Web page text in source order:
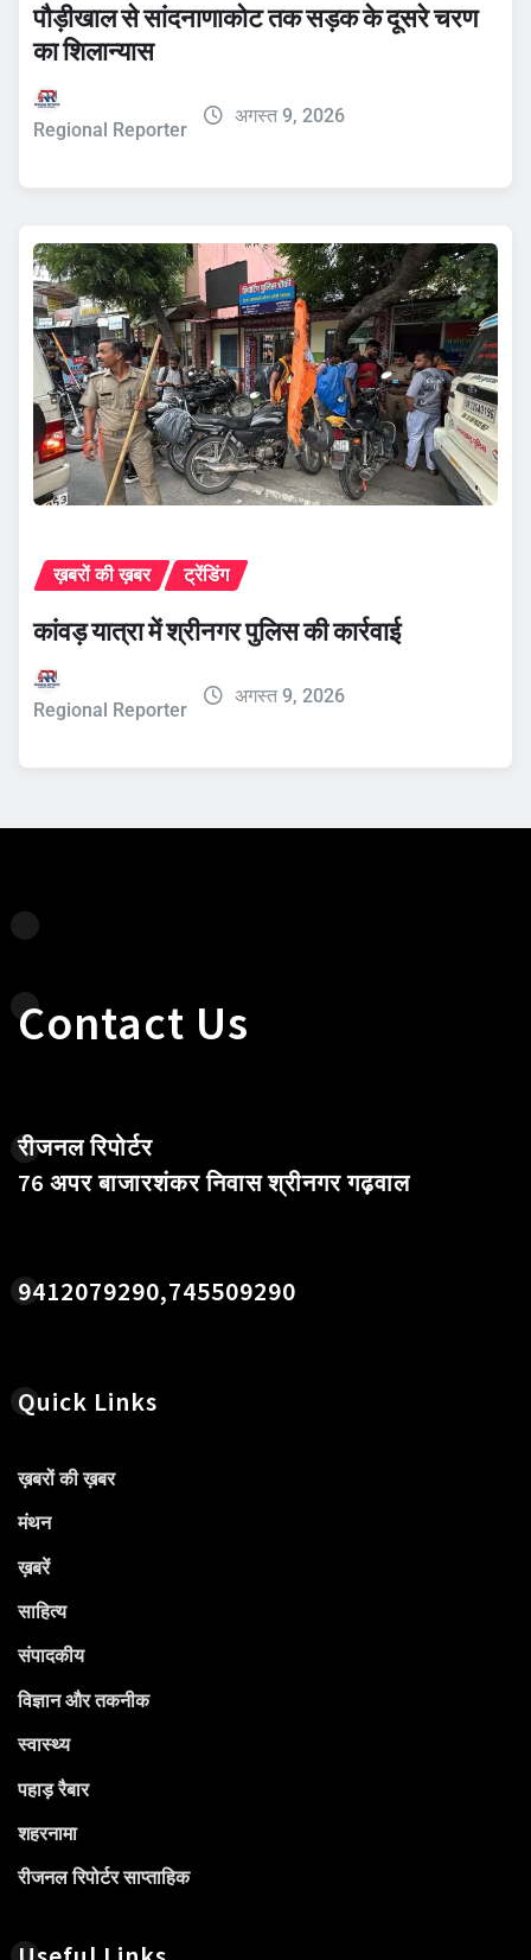
पौड़ीखाल से सांदनाणाकोट तक सड़क के दूसरे चरण
का शिलान्यास
Regional Reporter
अगस्त 9, 2026
ख़बरों की ख़बर ट्रेंडिंग
कांवड़ यात्रा में श्रीनगर पुलिस की कार्रवाई
Regional Reporter
अगस्त 9, 2026
Contact Us
रीजनल रिपोर्टर
76 अपर बाजारशंकर निवास श्रीनगर गढ़वाल
9412079290,745509290
Quick Links
ख़बरों की ख़बर
मंथन
ख़बरें
साहित्य
संपादकीय
विज्ञान और तकनीक
स्वास्थ्य
पहाड़ रैबार
शहरनामा
रीजनल रिपोर्टर साप्ताहिक